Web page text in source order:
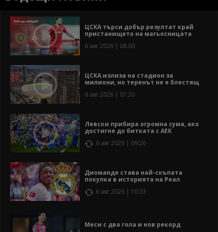
ЦСКА търси добър резултат край
пристанището на магьосницата
6 авг 2026 | 08:00
ЦСКА излиза на стадион за
милиони, но теренът не е блестящ
6 авг 2026 | 07:20
Левски прибира огромна сума, ако
достигне до битката с АЕК
6 авг 2026 | 09:26
Диоманде става най-скъпата
покупка в историята на Реал
6 авг 2026 | 10:33
Меси с два гола и нов рекорд